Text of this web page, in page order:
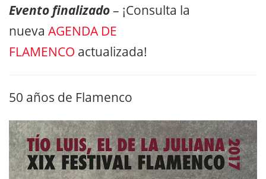
Evento finalizado– ¡Consulta la
nueva AGENDA DE
FLAMENCO actualizada!
50 años de Flamenco